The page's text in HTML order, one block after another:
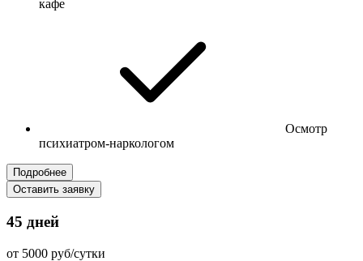
кафе
Осмотр
психиатром-наркологом
Подробнее
Оставить заявку
45 дней
от 5000 руб/сутки